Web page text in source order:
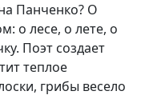
Панченко? О
о лесе, о лете, о
Поэт создает
теплое
грибы весело